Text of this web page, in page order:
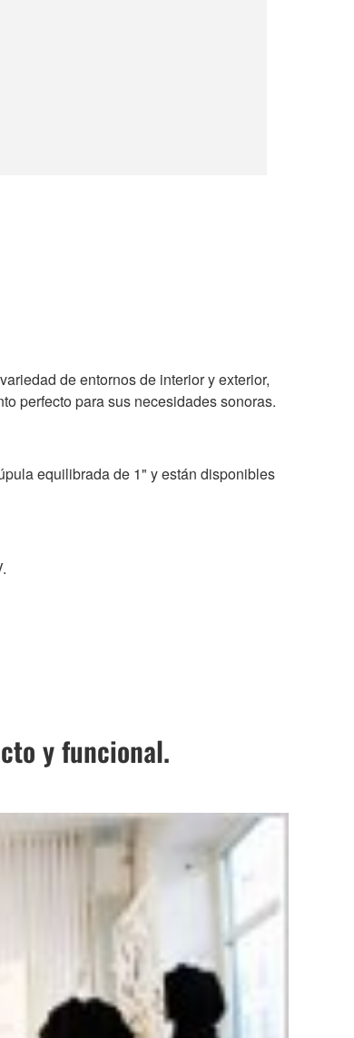
de entornos de interior y exterior,
perfecto para sus necesidades sonoras.
equilibrada de 1" y están disponibles
y funcional.